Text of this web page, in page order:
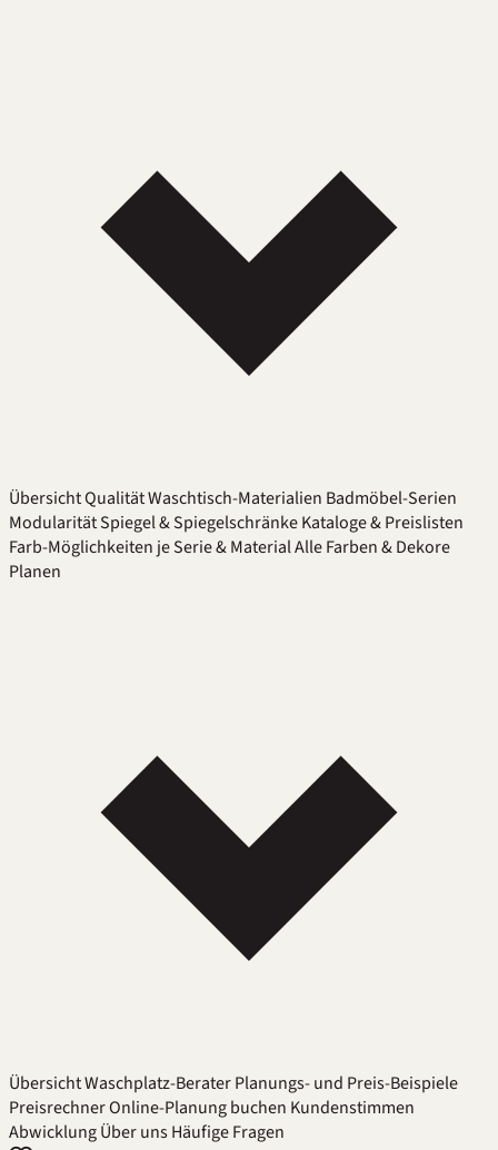
ÜbersichtQualitätWaschtisch-Materialien Badmöbel-Serien
ModularitätSpiegel & SpiegelschränkeKataloge & Preislisten
Farb-Möglichkeiten je Serie & MaterialAlle Farben & Dekore
Planen
ÜbersichtWaschplatz-BeraterPlanungs- und Preis-Beispiele
PreisrechnerOnline-Planung buchen Kundenstimmen
AbwicklungÜber unsHäufige Fragen